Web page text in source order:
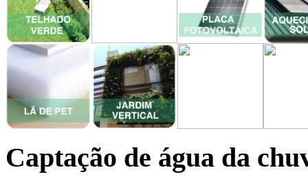
Captação de água da